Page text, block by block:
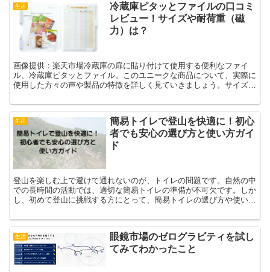
生活
冷蔵庫ピタッとファイルの口コミ
レビュー！サイズや耐荷重（磁
力）は？
画像提供：楽天市場冷蔵庫の扉に貼り付けて使用する便利なファイ
ル、冷蔵庫ピタッとファイル。このユニークな商品について、実際に
使用した方々の声や製品の特徴を詳しく見ていきましょう。サイズや
生活
簡易トイレで登山を快適に！初心
者でも安心の選び方と使い方ガイ
ド
登山を楽しむ上で避けて通れないのが、トイレの問題です。自然の中
での長時間の活動では、適切な簡易トイレの準備が不可欠です。しか
し、初めて登山に挑戦する方にとって、簡易トイレの選び方や使い方
生活
眼鏡市場のゼログラビティを試し
てみてわかったこと